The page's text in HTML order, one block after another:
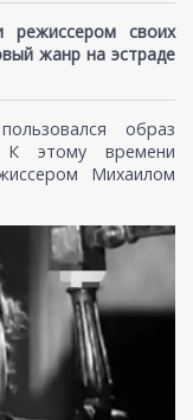
своих
жанр на эстраде
образ
К этому времени
Михаилом